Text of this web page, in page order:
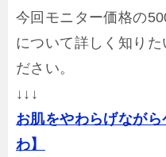
今回モニター価格の
について詳しく知りた
ださい。
↓↓↓
お肌をやわらげなが
わ】